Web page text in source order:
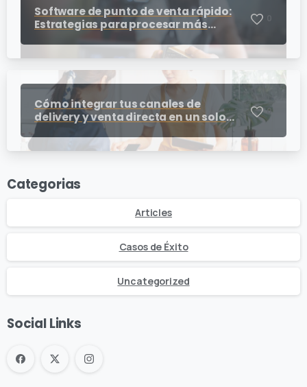
Software de punto de venta rápido:
Estrategias para procesar más
cobros en horas pico
Cómo integrar tus canales de
delivery y venta directa en un solo
punto de venta para restaurantes
0
Categorias
Articles
Casos de Éxito
Uncategorized
Social Links